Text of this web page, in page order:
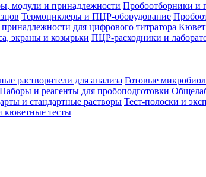
модули и принадлежности Пробоотборники и
Термоциклеры и ПЦР-оборудование
для цифрового титратора
экраны и козырьки ПЦР-расходники и
растворители для анализа Готовые
Наборы и реагенты для пробоподготовки
и стандартные растворы Тест-полоски и
кюветные тесты